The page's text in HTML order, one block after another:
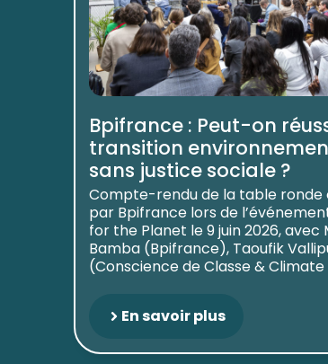
Bpifrance : Peut-on
transition
sans justice sociale ?
Compte-rendu de la table ronde
par Bpifrance lors de
for the Planet le 9 juin 2026, avec
Bamba (Bpifrance), Taoufik
(Conscience de Classe & Climate
En savoir plus